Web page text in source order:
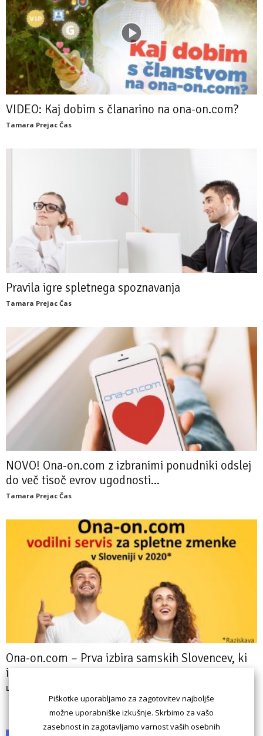
VIDEO: Kaj dobim s članarino na ona-on.com?
Tamara Prejac Čas
Pravila igre spletnega spoznavanja
Tamara Prejac Čas
NOVO! Ona-on.com z izbranimi ponudniki odslej
do več tisoč evrov ugodnosti...
Tamara Prejac Čas
Ona-on.com – Prva izbira samskih Slovencev, ki
iščejo resno zvezo! Več...
Luka Kogovšek
Piškotke uporabljamo za zagotovitev najboljše
možne uporabniške izkušnje. Skrbimo za vašo
zasebnost in zagotavljamo varnost vaših osebnih